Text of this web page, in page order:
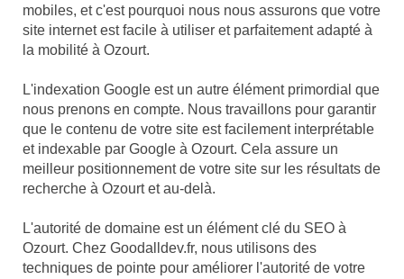
mobiles, et c'est pourquoi nous nous assurons que votre
site internet est facile à utiliser et parfaitement adapté à
la mobilité à Ozourt.
L'indexation Google est un autre élément primordial que
nous prenons en compte. Nous travaillons pour garantir
que le contenu de votre site est facilement interprétable
et indexable par Google à Ozourt. Cela assure un
meilleur positionnement de votre site sur les résultats de
recherche à Ozourt et au-delà.
L'autorité de domaine est un élément clé du SEO à
Ozourt. Chez Goodalldev.fr, nous utilisons des
techniques de pointe pour améliorer l'autorité de votre